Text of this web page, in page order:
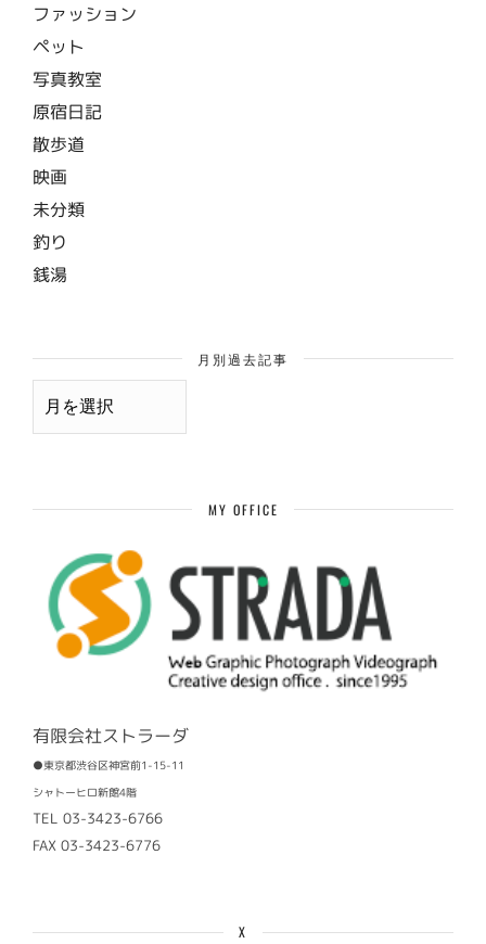
ファッション
ペット
写真教室
原宿日記
散歩道
映画
未分類
釣り
銭湯
月別過去記事
月
MY OFFICE
有限会社ストラーダ
●東京都渋谷区神宮前1-15-11
シャトーヒロ新館4階
TEL 03-3423-6766
FAX 03-3423-6776
X